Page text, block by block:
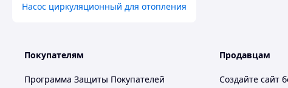
Насос циркуляционный для отопления
Покупателям
Программа Защиты Покупателей
Продавцам
Создайте сайт